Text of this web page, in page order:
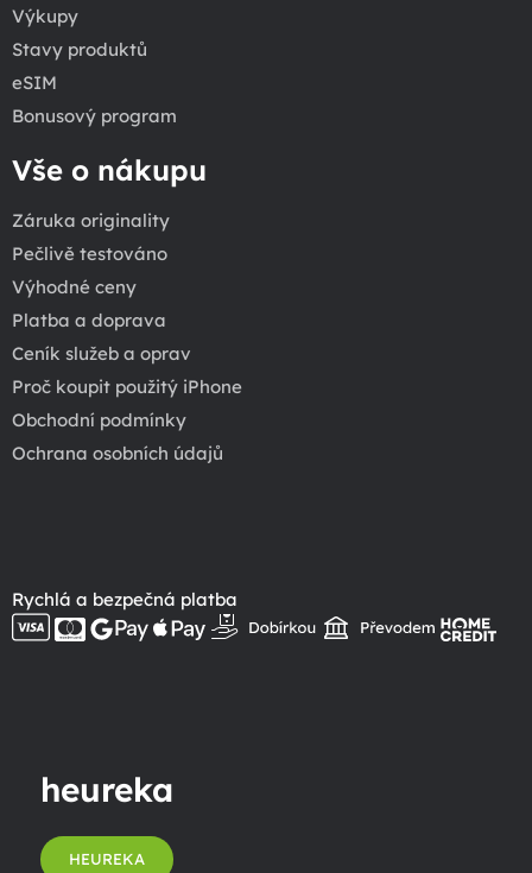
Výkupy
Stavy produktů
eSIM
Bonusový program
Vše o nákupu
Záruka originality
Pečlivě testováno
Výhodné ceny
Platba a doprava
Ceník služeb a oprav
Proč koupit použitý iPhone
Obchodní podmínky
Ochrana osobních údajů
Rychlá a bezpečná platba
heureka
HEUREKA